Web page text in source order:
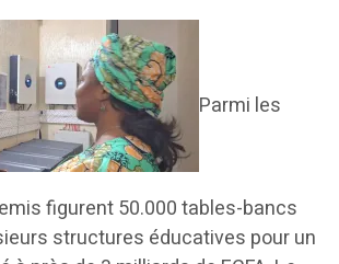
Parmi les
figurent 50.000 tables-bancs
structures éducatives pour un